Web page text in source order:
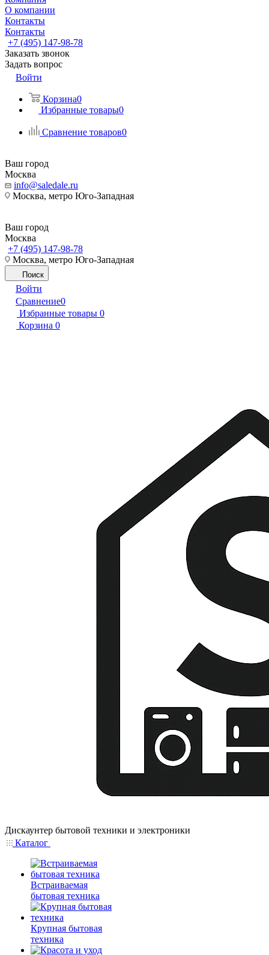
О компании
Контакты
Контакты
+7 (495) 147-98-78
Заказать звонок
Задать вопрос
Войти
Корзина0
Избранные товары0
Сравнение товаров0
Ваш город
Москва
info@saledale.ru
Москва, метро Юго-Западная
Ваш город
Москва
+7 (495) 147-98-78
Москва, метро Юго-Западная
Поиск
Войти
Сравнение0
Избранные товары 0
Корзина 0
Дискаунтер бытовой техники и электроники
Каталог
Встраиваемая
бытовая техника
Крупная бытовая
техника